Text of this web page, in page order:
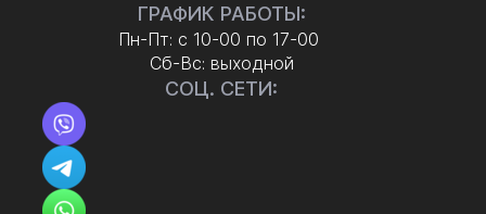
ГРАФИК РАБОТЫ:
Пн-Пт: с 10-00 по 17-00
Сб-Вс: выходной
СОЦ. СЕТИ: